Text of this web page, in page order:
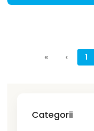
« ‹ 1
Categorii